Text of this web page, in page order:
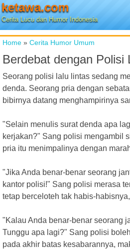
ketawa.com
Cerita Lucu dan Humor Indonesia
Home » Cerita Humor Umum
Berdebat dengan Polisi
Seorang polisi lalu lintas sedang
denda. Seorang pria dengan
bibirnya datang menghampirinya
"Selain menulis surat denda apa
kerjakan?" Sang polisi mengambil
pria itu menimpalinya dengan
"Jika Anda benar-benar seorang
kantor polisi!" Sang polisi merasa
tetap berceloteh tak habis-habisnya,
"Kalau Anda benar-benar seorang
Tunggu apa lagi?" Sang polisi
pada akhir batas kesabarannya,